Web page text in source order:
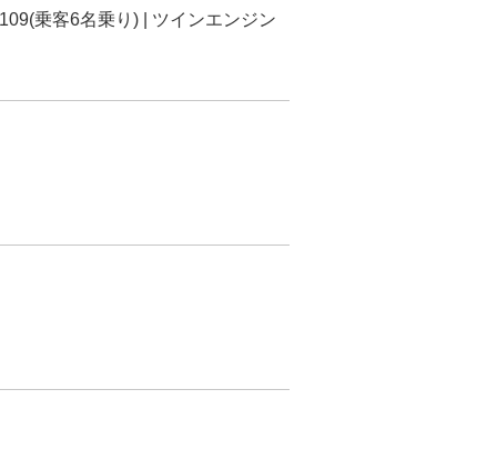
乗客6名乗り) | ツインエンジン